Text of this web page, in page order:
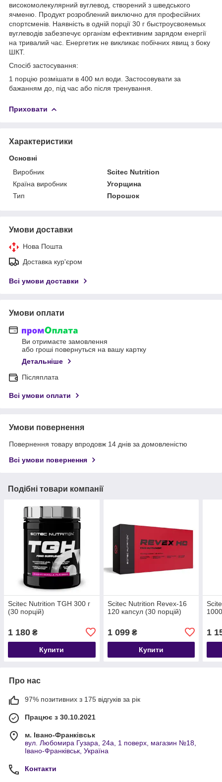
високомолекулярний вуглевод, створений з шведського
ячменю. Продукт розроблений виключно для професійних
спортсменів. Наявність в одній порції 30 г быстроусвояемых
вуглеводів забезпечує організм ефективним зарядом енергії
на тривалий час. Енергетик не викликає побічних явищ з боку
ШКТ.
Спосіб застосування:
1 порцію розмішати в 400 мл води. Застосовувати за
бажанням до, під час або після тренування.
Приховати
Характеристики
Основні
Виробник
Scitec Nutrition
Країна виробник
Угорщина
Тип
Порошок
Умови доставки
Нова Пошта
Доставка кур'єром
Всі умови доставки
Умови оплати
Ви отримаєте замовлення
або гроші повернуться на вашу картку
Детальніше
Післяплата
Всі умови оплати
Умови повернення
Повернення товару впродовж 14 днів за домовленістю
Всі умови повернення
Подібні товари компанії
Scitec Nutrition TGH 300 г
(30 порцій)
1 180 ₴
Купити
Scitec Nutrition Revex-16
120 капсул (30 порцій)
1 099₴
Купити
1
Про нас
97% позитивних з 175 відгуків за рік
Працює з 30.10.2021
м. Івано-Франківськ
вул. Любомира Гузара, 24а, 1 поверх, магазин №18,
Івано-Франківськ, Україна
Контакти